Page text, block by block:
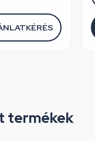
termékek